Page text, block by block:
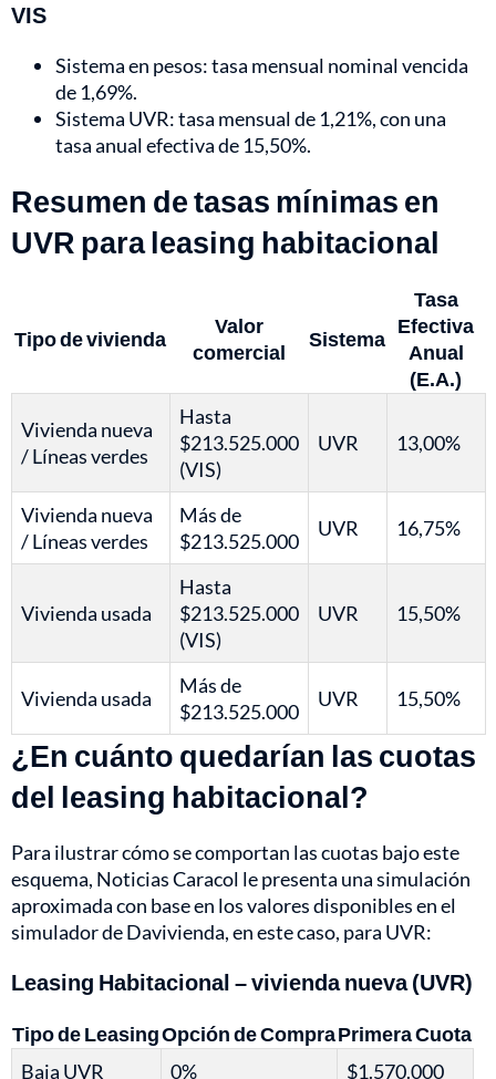
VIS
Sistema en pesos: tasa mensual nominal vencida
de 1,69%.
Sistema UVR: tasa mensual de 1,21%, con una
tasa anual efectiva de 15,50%.
Resumen de tasas mínimas en
UVR para leasing habitacional
Tipo de vivienda
Valor
comercial
Sistema
Tasa
Efectiva
Anual
(E.A.)
Vivienda nueva
/ Líneas verdes
Hasta
$213.525.000
(VIS)
UVR 13,00%
Vivienda nueva
/ Líneas verdes
Más de
$213.525.000
UVR 16,75%
Vivienda usada
Hasta
$213.525.000
(VIS)
UVR 15,50%
Vivienda usada
Más de
$213.525.000
UVR 15,50%
¿En cuánto quedarían las cuotas
del leasing habitacional?
Para ilustrar cómo se comportan las cuotas bajo este
esquema, Noticias Caracol le presenta una simulación
aproximada con base en los valores disponibles en el
simulador de Davivienda, en este caso, para UVR:
Leasing Habitacional – vivienda nueva (UVR)
Tipo de LeasingOpción de CompraPrimera Cuota
Baja UVR
0% $1.570.000